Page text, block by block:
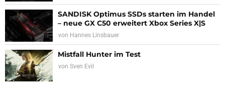
SANDISK Optimus SSDs starten im Handel
– neue GX C50 erweitert Xbox Series X|S
von Hannes Linsbauer
Mistfall Hunter im Test
von Sven Evil